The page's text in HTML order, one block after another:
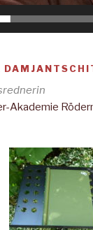
Akademie